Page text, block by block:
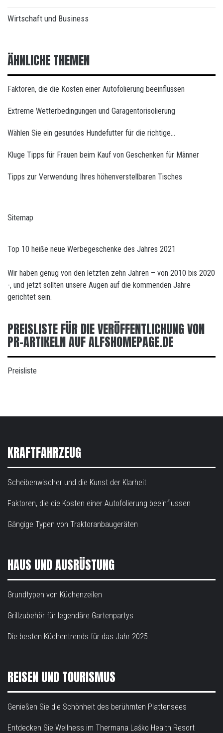
Wirtschaft und Business
ÄHNLICHE THEMEN
Faktoren, die die Kosten einer Autofolierung beeinflussen
Extreme Wetterbedingungen und Garagentorisolierung
Wählen Sie ein gesundes Hundefutter für die richtige…
Kluge Tipps für Frauen beim Kauf von Geschenken für Männer
Tipps zur Verwendung Ihres höhenverstellbaren Tisches
Sitemap
Top 10 heiße neue Werbegeschenke des Jahres 2021
Wir haben genug von den letzten zehn Jahren – von 2010 bis 2020
-, und jetzt sollten unsere Augen auf die kommenden Jahre
gerichtet sein.
PREISLISTE FÜR DIE VERÖFFENTLICHUNG VON
PR-ARTIKELN AUF ALFSHOMEPAGE.DE
Preisliste
KRAFTFAHRZEUG
Scheibenwischer und die Kunst der Klarheit
Faktoren, die die Kosten einer Autofolierung beeinflussen
Gängige Typen von Traktoranbaugeräten
HAUS UND AUSRÜSTUNG
Grundtypen von Küchenzeilen
Grillzubehör für legendäre Gartenpartys
Die besten Küchentrends für das Jahr 2025
REISEN UND TOURISMUS
Genießen Sie die Schönheit des berühmten Plattensees
Entdecken Sie Wellness im Thermana Laško Health Resort